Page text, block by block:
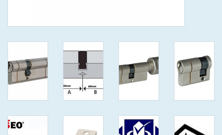
ISEO F 6 EXTRA S
ANTIKERNTREK ZWART IN
IEDERE GEWENSTE MAAT MET
GEWONE GENUMMERDE
VEILIGE SLEUTELS SKG***
ISEO F 6 EXTRA S
ANTIKERNTREK IN IEDERE